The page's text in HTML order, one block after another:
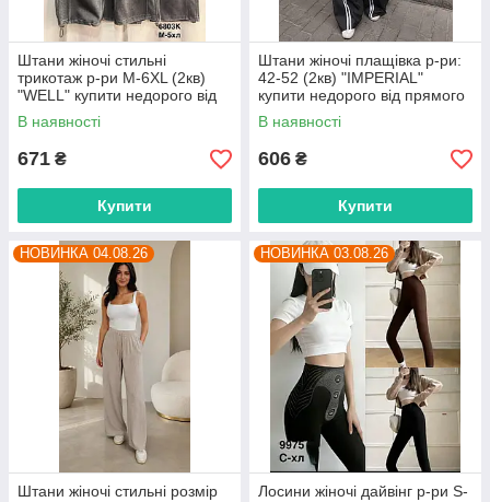
Штани жіночі стильні
трикотаж р-ри M-6XL (2кв)
"WELL" купити недорого від
прямого постачальника
В наявності
671 ₴
Купити
Штани жіночі плащівка р-ри:
42-52 (2кв) "IMPERIAL"
купити недорого від прямого
постачальника
В наявності
606 ₴
Купити
НОВИНКА 04.08.26
Штани жіночі стильні розмір
НОВИНКА 03.08.26
Лосини жіночі дайвінг р-ри S-